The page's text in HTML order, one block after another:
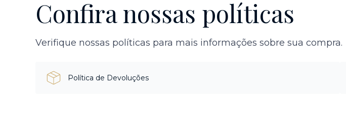
Confira nossas políticas
Verifique nossas políticas para mais informações sobre sua compra.
Política de Devoluções